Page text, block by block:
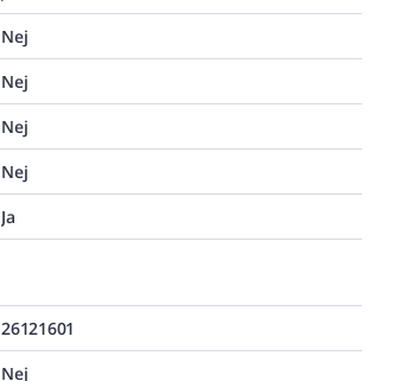
Nej
Nej
Nej
Nej
Ja
26121601
Nej